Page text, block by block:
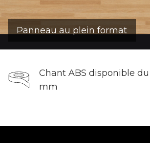
Panneau au plein format
Chant ABS disponible du
mm